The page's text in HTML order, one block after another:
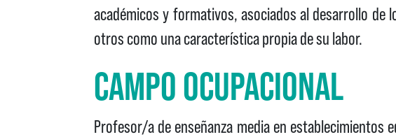
académicos y formativos, asociados al desarrollo de
otros como una característica propia de su labor.
CAMPO OCUPACIONAL
Profesor/a de enseñanza media en establecimientos